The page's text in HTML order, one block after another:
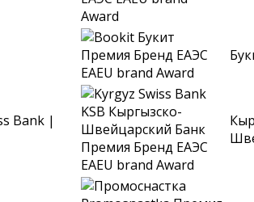
Bank |